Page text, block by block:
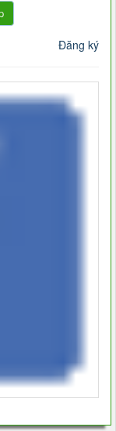
Đăng ký